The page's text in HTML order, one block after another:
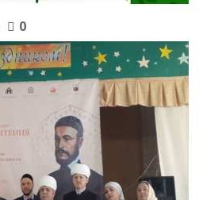
0